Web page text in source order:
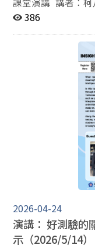
題：翻譯職涯：筆譯口譯員的養
386
2026-04-24
演講： 好測驗
示（2026/5/14）